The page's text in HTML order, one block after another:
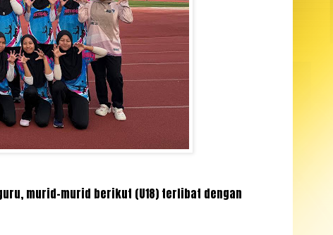
murid-murid berikut (U18) terlibat dengan